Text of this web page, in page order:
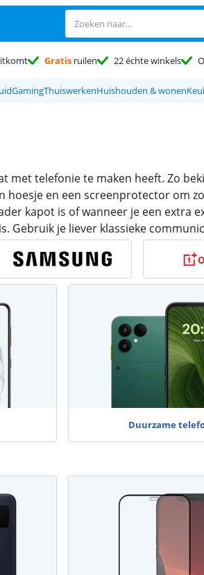
Gratis ruilen 22 échte winkels
GamingThuiswerkenHuishouden & wonen
met telefonie te maken heeft. Zo
hoesje en een screenprotector om
kapot is of wanneer je een extra
Gebruik je liever klassieke
Duurzame